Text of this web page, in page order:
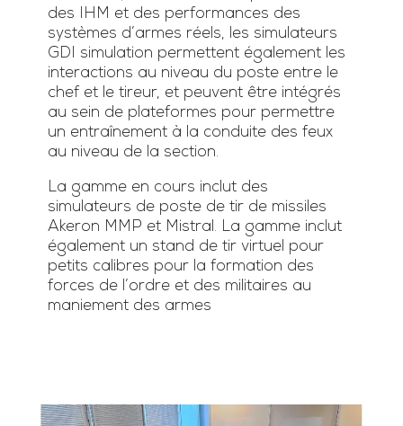
des IHM et des performances des
systèmes d’armes réels, les simulateurs
GDI simulation permettent également les
interactions au niveau du poste entre le
chef et le tireur, et peuvent être intégrés
au sein de plateformes pour permettre
un entraînement à la conduite des feux
au niveau de la section.
La gamme en cours inclut des
simulateurs de poste de tir de missiles
Akeron MMP et Mistral. La gamme inclut
également un stand de tir virtuel pour
petits calibres pour la formation des
forces de l’ordre et des militaires au
maniement des armes